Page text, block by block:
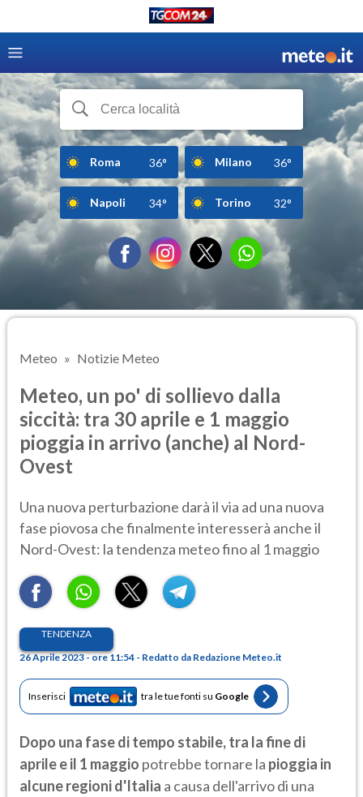
Roma 36° Milano 36°
Napoli 34° Torino 32°
Meteo Notizie Meteo
Meteo, un po' di sollievo dalla
siccità: tra 30 aprile e 1 maggio
pioggia in arrivo (anche) al Nord-
Ovest
Una nuova perturbazione darà il via ad una nuova
fase piovosa che finalmente interesserà anche il
Nord-Ovest: la tendenza meteo fino al 1 maggio
TENDENZA
26 Aprile 2023 - ore 11:54 - Redatto da Redazione Meteo.it
Inserisci tra le tue fonti su Google
Dopo una fase di tempo stabile, tra la fine di
aprile e il 1 maggio potrebbe tornare la pioggia in
alcune regioni d'Italia a causa dell'arrivo di una